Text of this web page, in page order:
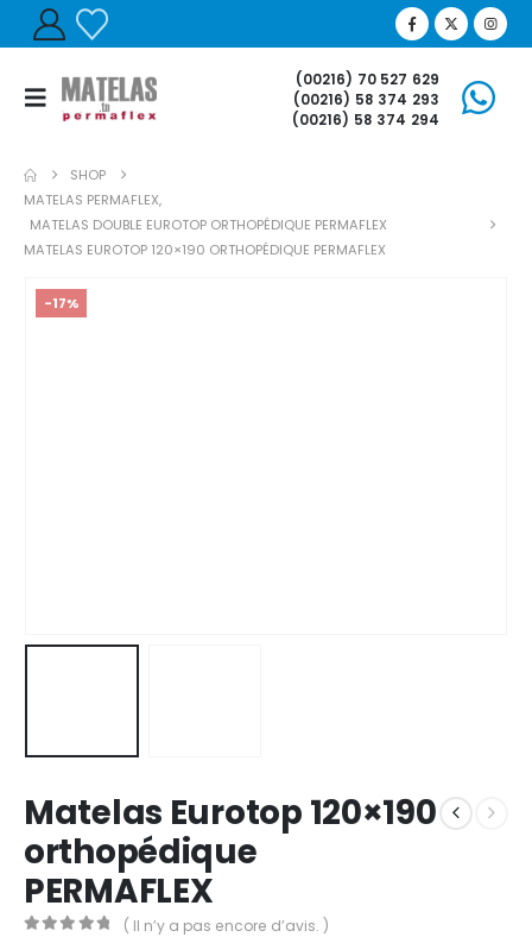
(00216) 70 527 629
(00216) 58 374 293
(00216) 58 374 294
SHOP
MATELAS PERMAFLEX,
MATELAS DOUBLE EUROTOP ORTHOPÉDIQUE PERMAFLEX
MATELAS EUROTOP 120×190 ORTHOPÉDIQUE PERMAFLEX
-17%
Matelas Eurotop 120×190
orthopédique
PERMAFLEX
( Il n’y a pas encore d’avis. )